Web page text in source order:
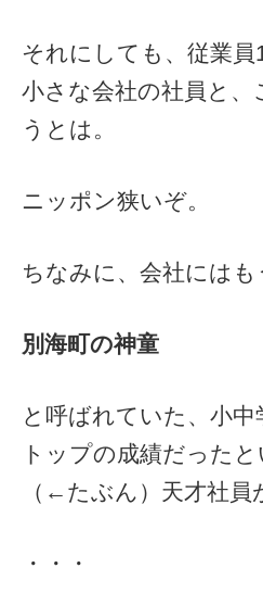
それにしても、従業
小さな会社の社員と
うとは。
ニッポン狭いぞ。
ちなみに、会社には
別海町の神童
と呼ばれていた、小中
トップの成績だった
（←たぶん）天才社
・・・